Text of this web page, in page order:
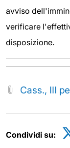
avviso
verificare
disposizione.
Cass., III
Condividi su: